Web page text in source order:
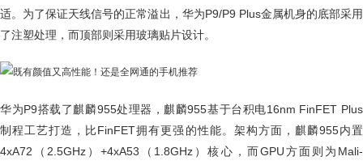
适。为了保证天线信号的正常溢出，华为P9/P9 Plus金属机身的底部采用
了注塑处理，而顶部则采用玻璃贴片设计。
华为P9搭载了麒麟955处理器，麒麟955基于台积电16nm FinFET Plus
制程工艺打造，比FinFET拥有更强的性能。架构方面，麒麟955内置
4xA72（2.5GHz）+4xA53（1.8GHz）核心，而GPU方面则为Mali-